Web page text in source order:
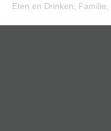
Eten en Drinken Familie